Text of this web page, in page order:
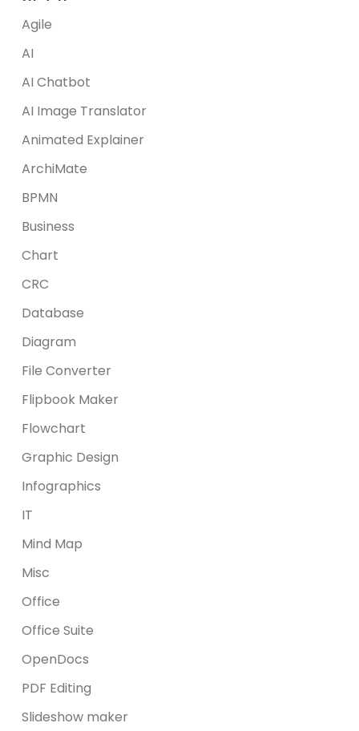
Agile
AI
AI Chatbot
AI Image Translator
Animated Explainer
ArchiMate
BPMN
Business
Chart
CRC
Database
Diagram
File Converter
Flipbook Maker
Flowchart
Graphic Design
Infographics
IT
Mind Map
Misc
Office
Office Suite
OpenDocs
PDF Editing
Slideshow maker